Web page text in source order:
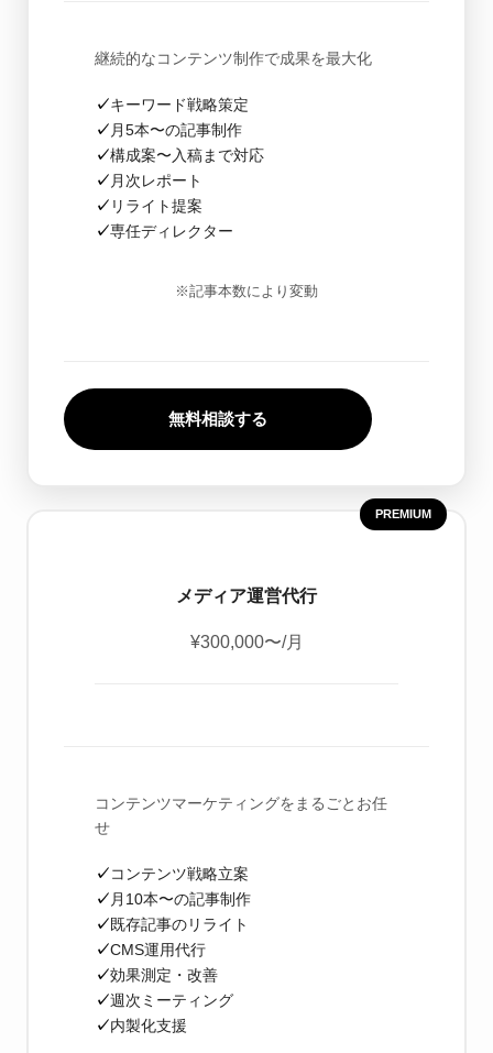
継続的なコンテンツ制作で成果を最大化
キーワード戦略策定
月5本〜の記事制作
構成案〜入稿まで対応
月次レポート
リライト提案
専任ディレクター
※記事本数により変動
無料相談する
PREMIUM
メディア運営代行
¥300,000〜/月
コンテンツマーケティングをまるごとお任
せ
コンテンツ戦略立案
月10本〜の記事制作
既存記事のリライト
CMS運用代行
効果測定・改善
週次ミーティング
内製化支援